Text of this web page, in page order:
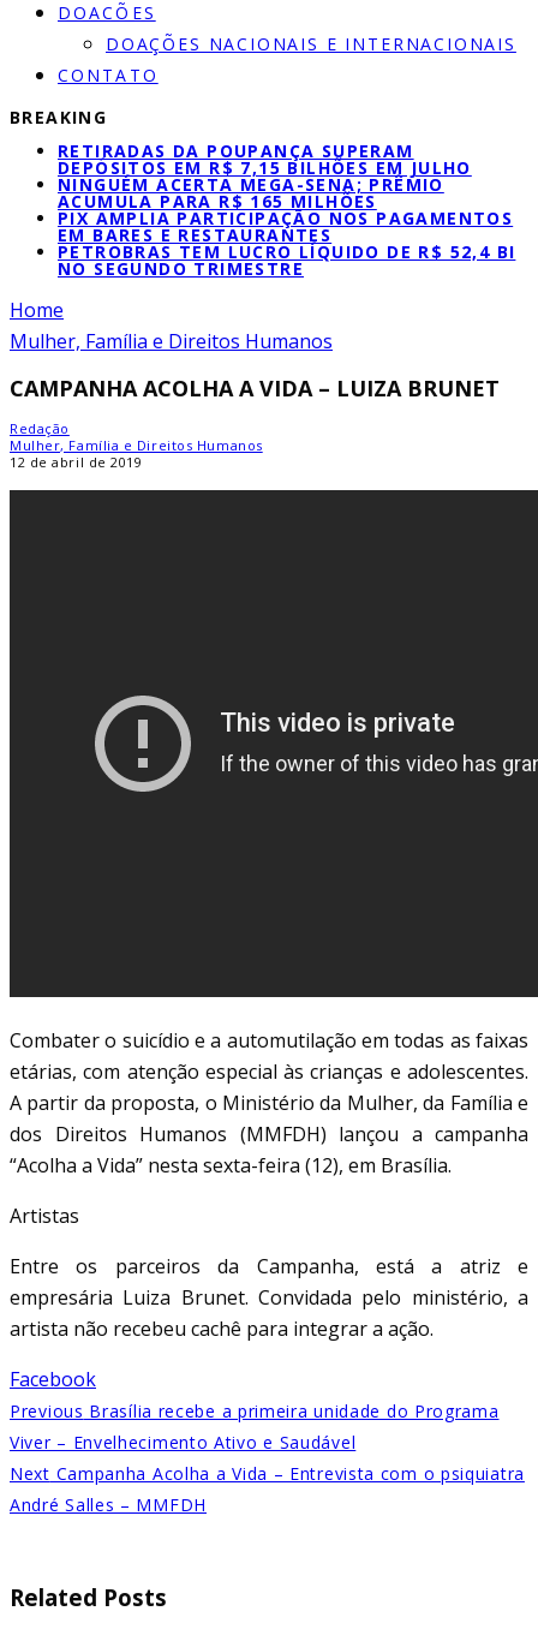
DOACÕES
DOAÇÕES NACIONAIS E INTERNACIONAIS
CONTATO
BREAKING
RETIRADAS DA POUPANÇA SUPERAM
DEPÓSITOS EM R$ 7,15 BILHÕES EM JULHO
NINGUÉM ACERTA MEGA-SENA; PRÊMIO
ACUMULA PARA R$ 165 MILHÕES
PIX AMPLIA PARTICIPAÇÃO NOS PAGAMENTOS
EM BARES E RESTAURANTES
PETROBRAS TEM LUCRO LÍQUIDO DE R$ 52,4 BI
NO SEGUNDO TRIMESTRE
Home
Mulher, Família e Direitos Humanos
CAMPANHA ACOLHA A VIDA – LUIZA BRUNET
Redação
Mulher, Família e Direitos Humanos
12 de abril de 2019
Combater o suicídio e a automutilação em todas as faixas
etárias, com atenção especial às crianças e adolescentes.
A partir da proposta, o Ministério da Mulher, da Família e
dos Direitos Humanos (MMFDH) lançou a campanha
“Acolha a Vida” nesta sexta-feira (12), em Brasília.
Artistas
Entre os parceiros da Campanha, está a atriz e
empresária Luiza Brunet. Convidada pelo ministério, a
artista não recebeu cachê para integrar a ação.
Facebook
Previous Brasília recebe a primeira unidade do Programa
Viver – Envelhecimento Ativo e Saudável
Next Campanha Acolha a Vida – Entrevista com o psiquiatra
André Salles – MMFDH
Related Posts